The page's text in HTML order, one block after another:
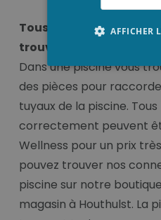
Tous les raccords
trouvez- vous ici !
Dans une piscine vous
des pièces pour
tuyaux de la piscine.
correctement peuvent
Wellness pour un prix
pouvez trouver nos
piscine sur notre
magasin à Houthulst. La
AFFICHER